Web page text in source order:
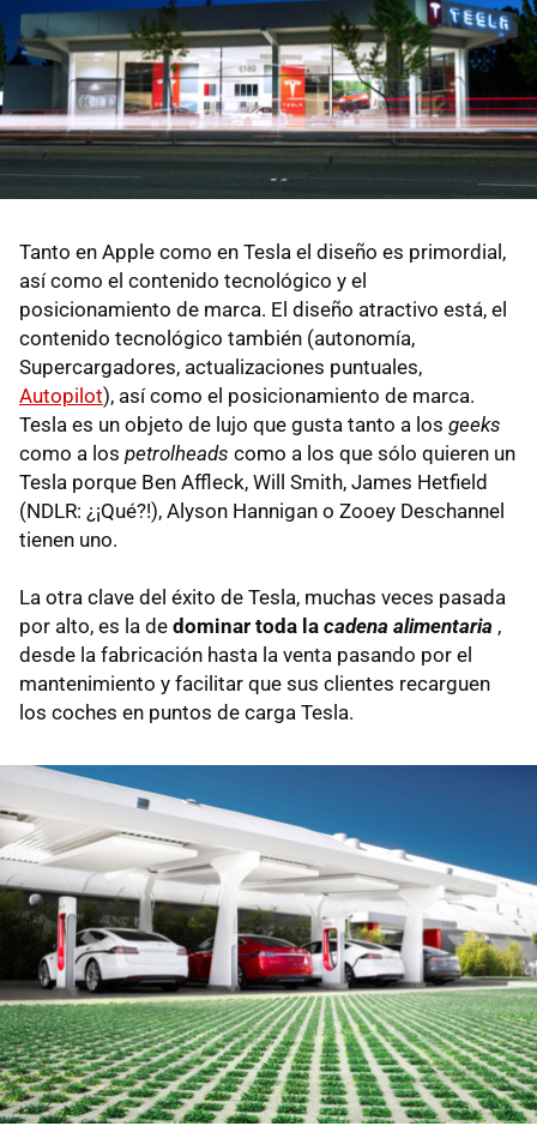
Tanto en Apple como en Tesla el diseño es primordial,
así como el contenido tecnológico y el
posicionamiento de marca. El diseño atractivo está, el
contenido tecnológico también (autonomía,
Supercargadores, actualizaciones puntuales,
Autopilot), así como el posicionamiento de marca.
Tesla es un objeto de lujo que gusta tanto a los geeks
como a los petrolheads como a los que sólo quieren un
Tesla porque Ben Affleck, Will Smith, James Hetfield
(NDLR: ¿¡Qué?!), Alyson Hannigan o Zooey Deschannel
tienen uno.
La otra clave del éxito de Tesla, muchas veces pasada
por alto, es la de dominar toda la cadena alimentaria ,
desde la fabricación hasta la venta pasando por el
mantenimiento y facilitar que sus clientes recarguen
los coches en puntos de carga Tesla.